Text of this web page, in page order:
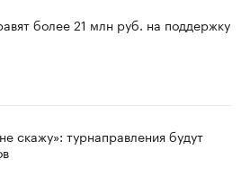
более 21 млн руб. на поддержку
скажу»: турнаправления будут